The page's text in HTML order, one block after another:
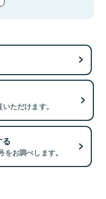
ただけます。
お調べします。